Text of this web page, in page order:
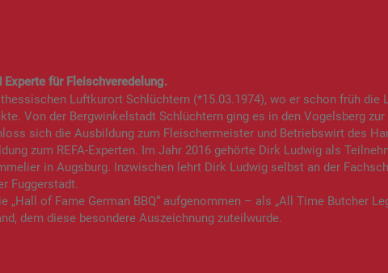
für Fleischveredelung.
Luftkurort Schlüchtern (*15.03.1974), wo er schon früh die
Von der Bergwinkelstadt Schlüchtern ging es in den Vogelsberg
sich die Ausbildung zum Fleischermeister und Betriebswirt des
zum REFA-Experten. Im Jahr 2016 gehörte Dirk Ludwig als
in Augsburg. Inzwischen lehrt Dirk Ludwig selbst an der
Fuggerstadt.
„Hall of Fame German BBQ“ aufgenommen – als „All Time Butcher
dem diese besondere Auszeichnung zuteilwurde.